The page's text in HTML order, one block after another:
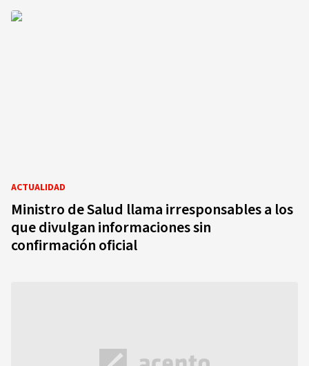
ACTUALIDAD
Ministro de Salud llama irresponsables a los
que divulgan informaciones sin
confirmación oficial